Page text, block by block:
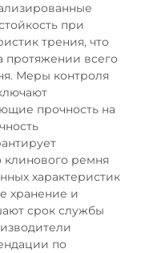
при
трения, что
протяжении всего
Меры контроля
прочность на
клинового ремня
характеристик
хранение и
срок службы
по